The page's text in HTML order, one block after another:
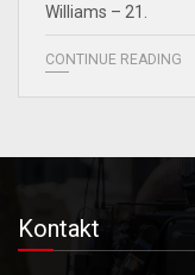
Williams – 21.
CONTINUE READING
Kontakt